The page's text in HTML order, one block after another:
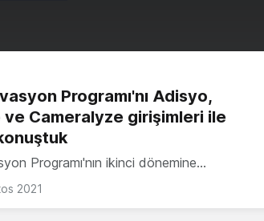
Programı'nı Adisyo,
ve Cameralyze girişimleri ile
Programı'nın ikinci dönemine…
2021